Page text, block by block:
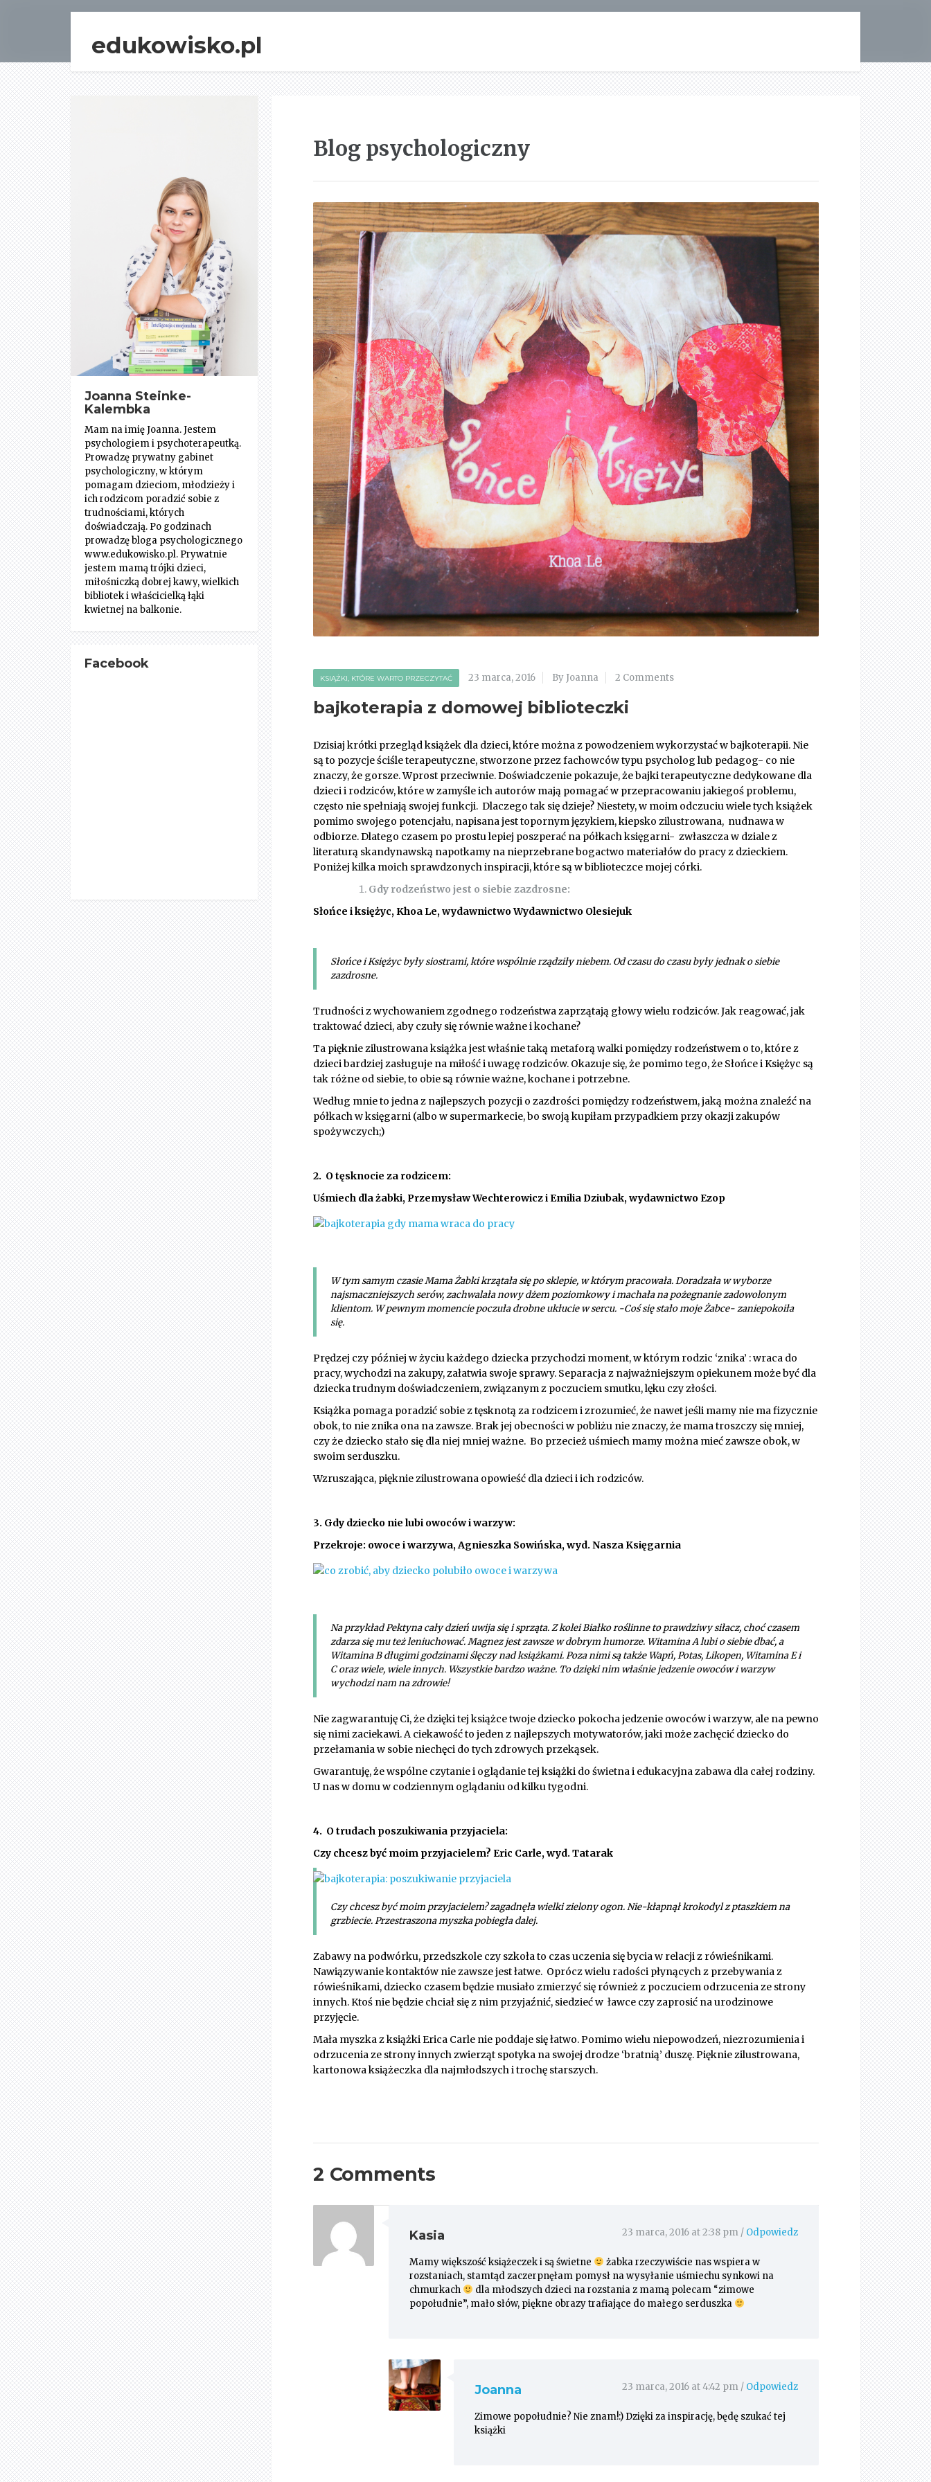
edukowisko.pl
Blog psychologiczny
KSIĄŻKI, KTÓRE WARTO PRZECZYTAĆ 23 marca, 2016 By Joanna 2 Comments
bajkoterapia z domowej biblioteczki
Dzisiaj krótki przegląd książek dla dzieci, które można z powodzeniem wykorzystać w bajkoterapii. Nie
są to pozycje ściśle terapeutyczne, stworzone przez fachowców typu psycholog lub pedagog- co nie
znaczy, że gorsze. Wprost przeciwnie. Doświadczenie pokazuje, że bajki terapeutyczne dedykowane dla
dzieci i rodziców, które w zamyśle ich autorów mają pomagać w przepracowaniu jakiegoś problemu,
często nie spełniają swojej funkcji. Dlaczego tak się dzieje? Niestety, w moim odczuciu wiele tych książek
pomimo swojego potencjału, napisana jest topornym językiem, kiepsko zilustrowana, nudnawa w
odbiorze. Dlatego czasem po prostu lepiej poszperać na półkach księgarni- zwłaszcza w dziale z
literaturą skandynawską napotkamy na nieprzebrane bogactwo materiałów do pracy z dzieckiem.
Poniżej kilka moich sprawdzonych inspiracji, które są w biblioteczce mojej córki.
Gdy rodzeństwo jest o siebie zazdrosne:
Słońce i księżyc, Khoa Le, wydawnictwo Wydawnictwo Olesiejuk
Słońce i Księżyc były siostrami, które wspólnie rządziły niebem. Od czasu do czasu były jednak o siebie
zazdrosne.
Trudności z wychowaniem zgodnego rodzeństwa zaprzątają głowy wielu rodziców. Jak reagować, jak
traktować dzieci, aby czuły się równie ważne i kochane?
Ta pięknie zilustrowana książka jest właśnie taką metaforą walki pomiędzy rodzeństwem o to, które z
dzieci bardziej zasługuje na miłość i uwagę rodziców. Okazuje się, że pomimo tego, że Słońce i Księżyc są
tak różne od siebie, to obie są równie ważne, kochane i potrzebne.
Według mnie to jedna z najlepszych pozycji o zazdrości pomiędzy rodzeństwem, jaką można znaleźć na
półkach w księgarni (albo w supermarkecie, bo swoją kupiłam przypadkiem przy okazji zakupów
spożywczych;)
2. O tęsknocie za rodzicem:
Uśmiech dla żabki, Przemysław Wechterowicz i Emilia Dziubak, wydawnictwo Ezop
W tym samym czasie Mama Żabki krzątała się po sklepie, w którym pracowała. Doradzała w wyborze
najsmaczniejszych serów, zachwalała nowy dżem poziomkowy i machała na pożegnanie zadowolonym
klientom. W pewnym momencie poczuła drobne ukłucie w sercu. -Coś się stało moje Żabce- zaniepokoiła
się.
Prędzej czy później w życiu każdego dziecka przychodzi moment, w którym rodzic ‘znika’ : wraca do
pracy, wychodzi na zakupy, załatwia swoje sprawy. Separacja z najważniejszym opiekunem może być dla
dziecka trudnym doświadczeniem, związanym z poczuciem smutku, lęku czy złości.
Książka pomaga poradzić sobie z tęsknotą za rodzicem i zrozumieć, że nawet jeśli mamy nie ma fizycznie
obok, to nie znika ona na zawsze. Brak jej obecności w pobliżu nie znaczy, że mama troszczy się mniej,
czy że dziecko stało się dla niej mniej ważne. Bo przecież uśmiech mamy można mieć zawsze obok, w
swoim serduszku.
Wzruszająca, pięknie zilustrowana opowieść dla dzieci i ich rodziców.
3. Gdy dziecko nie lubi owoców i warzyw:
Przekroje: owoce i warzywa, Agnieszka Sowińska, wyd. Nasza Księgarnia
Na przykład Pektyna cały dzień uwija się i sprząta. Z kolei Białko roślinne to prawdziwy siłacz, choć czasem
zdarza się mu też leniuchować. Magnez jest zawsze w dobrym humorze. Witamina A lubi o siebie dbać, a
Witamina B długimi godzinami ślęczy nad książkami. Poza nimi są także Wapń, Potas, Likopen, Witamina E i
C oraz wiele, wiele innych. Wszystkie bardzo ważne. To dzięki nim właśnie jedzenie owoców i warzyw
wychodzi nam na zdrowie!
Nie zagwarantuję Ci, że dzięki tej książce twoje dziecko pokocha jedzenie owoców i warzyw, ale na pewno
się nimi zaciekawi. A ciekawość to jeden z najlepszych motywatorów, jaki może zachęcić dziecko do
przełamania w sobie niechęci do tych zdrowych przekąsek.
Gwarantuję, że wspólne czytanie i oglądanie tej książki do świetna i edukacyjna zabawa dla całej rodziny.
U nas w domu w codziennym oglądaniu od kilku tygodni.
4. O trudach poszukiwania przyjaciela:
Czy chcesz być moim przyjacielem? Eric Carle, wyd. Tatarak
Czy chcesz być moim przyjacielem? zagadnęła wielki zielony ogon. Nie-kłapnął krokodyl z ptaszkiem na
grzbiecie. Przestraszona myszka pobiegła dalej.
Zabawy na podwórku, przedszkole czy szkoła to czas uczenia się bycia w relacji z rówieśnikami.
Nawiązywanie kontaktów nie zawsze jest łatwe. Oprócz wielu radości płynących z przebywania z
rówieśnikami, dziecko czasem będzie musiało zmierzyć się również z poczuciem odrzucenia ze strony
innych. Ktoś nie będzie chciał się z nim przyjaźnić, siedzieć w ławce czy zaprosić na urodzinowe
przyjęcie.
Mała myszka z książki Erica Carle nie poddaje się łatwo. Pomimo wielu niepowodzeń, niezrozumienia i
odrzucenia ze strony innych zwierząt spotyka na swojej drodze ‘bratnią’ duszę. Pięknie zilustrowana,
kartonowa książeczka dla najmłodszych i trochę starszych.
2 Comments
Kasia 23 marca, 2016 at 2:38 pm / Odpowiedz
Mamy większość książeczek i są świetne
żabka rzeczywiście nas wspiera w
rozstaniach, stamtąd zaczerpnęłam pomysł na wysyłanie uśmiechu synkowi na
chmurkach
dla młodszych dzieci na rozstania z mamą polecam “zimowe
popołudnie”, mało słów, piękne obrazy trafiające do małego serduszka
Joanna 23 marca, 2016 at 4:42 pm / Odpowiedz
Zimowe popołudnie? Nie znam!:) Dzięki za inspirację, będę szukać tej
książki
Joanna Steinke-
Kalembka
Mam na imię Joanna. Jestem
psychologiem i psychoterapeutką.
Prowadzę prywatny gabinet
psychologiczny, w którym
pomagam dzieciom, młodzieży i
ich rodzicom poradzić sobie z
trudnościami, których
doświadczają. Po godzinach
prowadzę bloga psychologicznego
www.edukowisko.pl. Prywatnie
jestem mamą trójki dzieci,
miłośniczką dobrej kawy, wielkich
bibliotek i właścicielką łąki
kwietnej na balkonie.
Facebook